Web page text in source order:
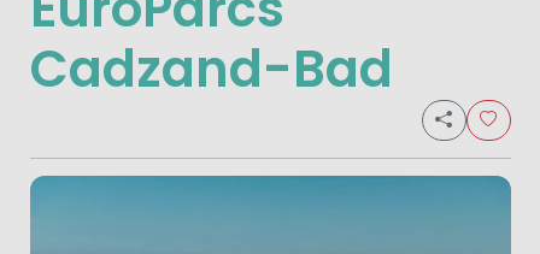
Cadzand-Bad